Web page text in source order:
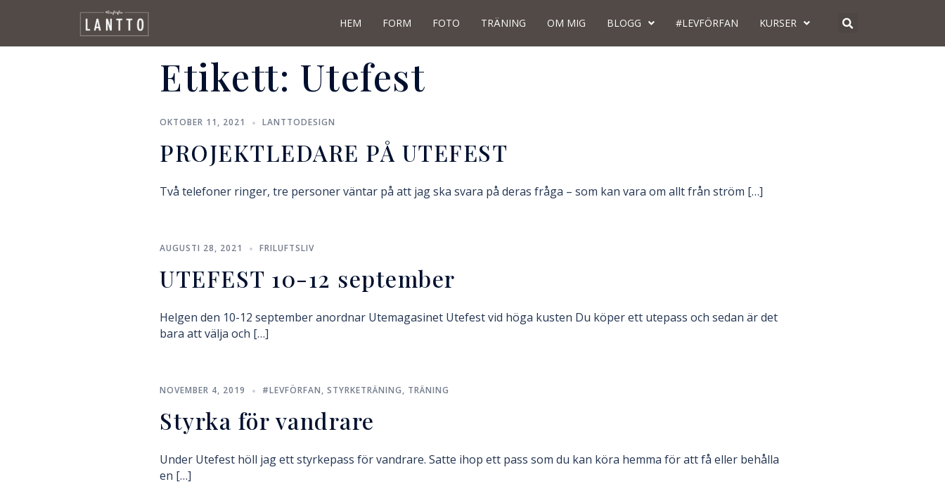
HEM FORM FOTO TRÄNING OM MIG BLOGG #LEVFÖRFAN KURSER
Etikett: Utefest
OKTOBER 11, 2021 LANTTODESIGN
PROJEKTLEDARE PÅ UTEFEST
Två telefoner ringer, tre personer väntar på att jag ska svara på deras fråga – som kan vara om allt från ström […]
AUGUSTI 28, 2021 FRILUFTSLIV
UTEFEST 10-12 september
Helgen den 10-12 september anordnar Utemagasinet Utefest vid höga kusten Du köper ett utepass och sedan är det
bara att välja och […]
NOVEMBER 4, 2019 #LEVFÖRFAN, STYRKETRÄNING, TRÄNING
Styrka för vandrare
Under Utefest höll jag ett styrkepass för vandrare. Satte ihop ett pass som du kan köra hemma för att få eller behålla
en […]